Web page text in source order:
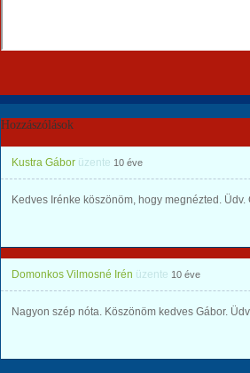
Hozzászólások
Kustra Gábor üzente 10 éve
Kedves Irénke köszönöm, hogy megnézted. Üdv.
Domonkos Vilmosné Irén üzente 10 éve
Nagyon szép nóta. Köszönöm kedves Gábor.